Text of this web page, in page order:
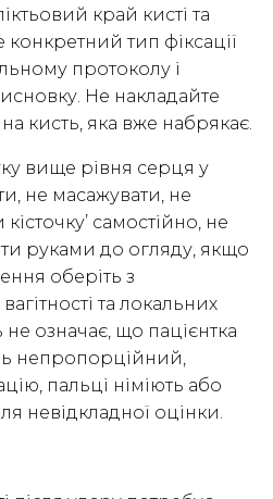
край кисті та
конкретний тип фіксації
протоколу і
Не накладайте
на кисть, яка вже набрякає.
вище рівня серця у
не масажувати, не
самостійно, не
руками до огляду, якщо
оберіть з
та локальних
не означає, що пацієнтка
непропорційний,
пальці німіють або
невідкладної оцінки.